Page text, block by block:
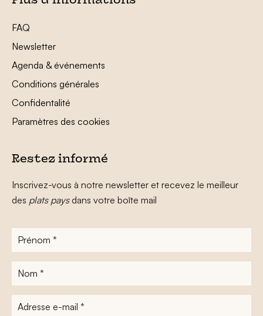
FAQ
Newsletter
Agenda & événements
Conditions générales
Confidentalité
Paramètres des cookies
Restez informé
Inscrivez-vous à notre newsletter et recevez le meilleur
des plats paysdans votre boîte mail
Prénom
Nom
Adresse